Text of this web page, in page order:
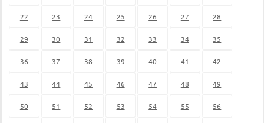
22 23 24 25 26 27 28
29 30 31 32 33 34 35
36 37 38 39 40 41 42
43 44 45 46 47 48 49
50 51 52 53 54 55 56